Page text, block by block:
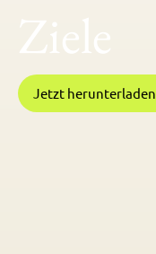
Ziele
Jetzt herunterladen